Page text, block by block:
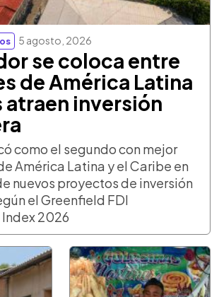
5 agosto, 2026
se coloca entre
de América Latina
atraen inversión
como el segundo con mejor
América Latina y el Caribe en
nuevos proyectos de inversión
el Greenfield FDI
2026